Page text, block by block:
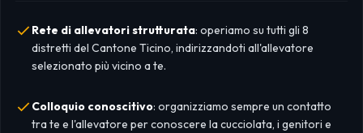
Rete di allevatori strutturata: operiamo su tutti gli 8
distretti del Cantone Ticino, indirizzandoti all'allevatore
selezionato più vicino a te.
Colloquio conoscitivo: organizziamo sempre un contatto
tra te e l'allevatore per conoscere la cucciolata, i genitori e